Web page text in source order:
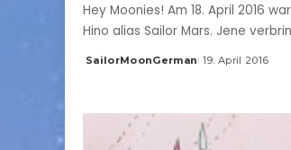
Hey Moonies! Am 18. April 2016
Hino alias Sailor Mars. Jene
Posted
SailorMoonGerman 19. April 2016